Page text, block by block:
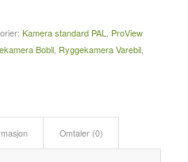
Kamera standard PAL
ProView
Bobil, Ryggekamera Varebil,
Omtaler (0)